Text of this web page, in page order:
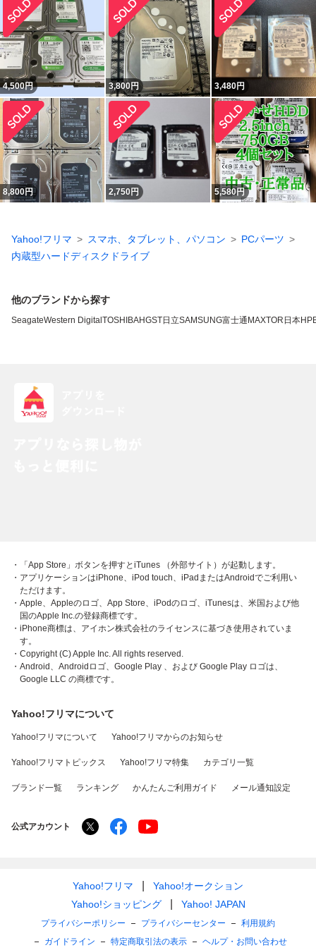
4,500円 3,800円 3,480円
8,800円 2,750円 5,580円
Yahoo!フリマ スマホ、タブレット、パソコン
PCパーツ
内蔵型ハードディスクドライブ
他のブランドから探す
SeagateWestern Digital TOSHIBAHGST日立SAMSUNG富士通 MAXTOR 日本HP
・「App Store」ボタンを押すとiTunes （外部サイト）が起動します。
・アプリケーションはiPhone、iPod touch、iPadまたはAndroidでご利用い
ただけます。
・Apple、Appleのロゴ、App Store、iPodのロゴ、iTunesは、米国および他
国のApple Inc.の登録商標です。
・iPhone商標は、アイホン株式会社のライセンスに基づき使用されていま
す。
・Copyright (C) Apple Inc. All rights reserved.
・Android、Androidロゴ、Google Play 、および Google Play ロゴは、
Google LLC の商標です。
Yahoo!フリマについて
Yahoo!フリマについて Yahoo!フリマからのお知らせ
Yahoo!フリマトピックス Yahoo!フリマ特集 カテゴリ一覧
ブランド一覧 ランキング かんたんご利用ガイド メール通知設定
公式アカウント
Yahoo!フリマ
Yahoo!オークション
Yahoo!ショッピング
Yahoo! JAPAN
プライバシーポリシー プライバシーセンター
利用規約
ガイドライン
特定商取引法の表示 ヘルプ・お問い合わせ